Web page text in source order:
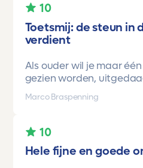
10
Toetsmij: de steun in
verdient
Als ouder wil je maar
gezien worden,
vertrouwen krijgen dat
zelf soms denken. Voor
Onze oudste dochter
kader. Een lieve, slimme
Marco Braspenning
10
Hele fijne en goede